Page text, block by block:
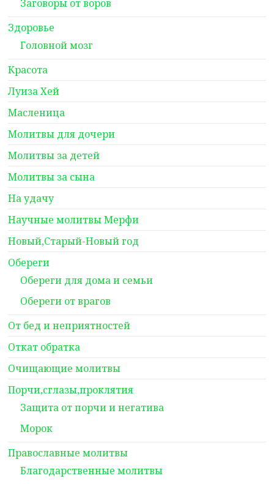
Заговоры от воров
Здоровье
Головной мозг
Красота
Луиза Хей
Масленица
Молитвы для дочери
Молитвы за детей
Молитвы за сына
На удачу
Научные молитвы Мерфи
Новый,Старый-Новый год
Обереги
Обереги для дома и семьи
Обереги от врагов
От бед и неприятностей
Откат обратка
Очищающие молитвы
Порчи,сглазы,проклятия
Защита от порчи и негатива
Морок
Православные молитвы
Благодарственные молитвы